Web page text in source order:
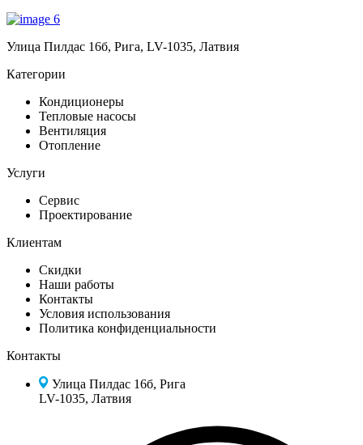
Улица Пилдас 16б, Рига, LV-1035, Латвия
Категории
Кондиционеры
Тепловые насосы
Вентиляция
Отопление
Услуги
Сервис
Проектирование
Клиентам
Скидки
Наши работы
Контакты
Условия использования
Политика конфиденциальности
Контакты
Улица Пилдас 16б, Рига
LV-1035, Латвия